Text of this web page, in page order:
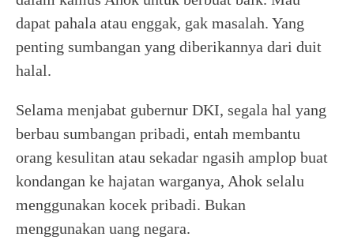
dapat pahala atau enggak, gak masalah. Yang
penting sumbangan yang diberikannya dari duit
halal.
Selama menjabat gubernur DKI, segala hal yang
berbau sumbangan pribadi, entah membantu
orang kesulitan atau sekadar ngasih amplop buat
kondangan ke hajatan warganya, Ahok selalu
menggunakan kocek pribadi. Bukan
menggunakan uang negara.